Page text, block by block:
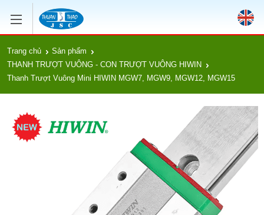
Trang chủ
Sản phẩm
THANH TRƯỢT VUÔNG - CON TRƯỢT VUÔNG HIWIN
Thanh Trượt Vuông Mini HIWIN MGW7, MGW9, MGW12, MGW15